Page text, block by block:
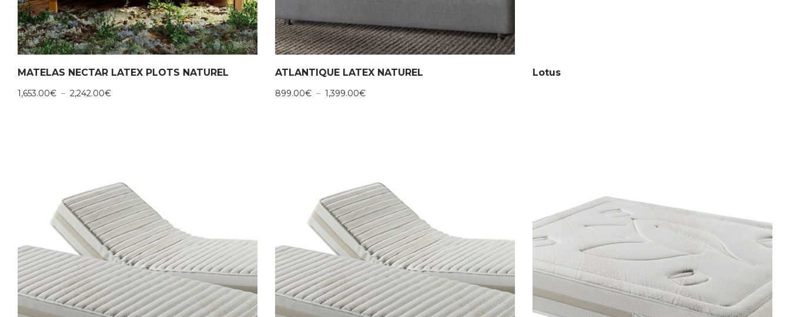
MATELAS NECTAR LATEX PLOTS NATUREL
1,653.00€ – 2,242.00€Plage
ATLANTIQUE LATEX NATUREL
899.00€ – 1,399.00€Plage
Lotus